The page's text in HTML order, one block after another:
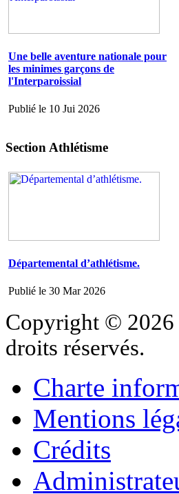
Une belle aventure nationale pour
les minimes garçons de
l'Interparoissial
Publié le 10 Jui 2026
Section Athlétisme
Départemental d’athlétisme.
Publié le 30 Mar 2026
Copyright © 2026
droits réservés.
Charte
Mentions
Crédits